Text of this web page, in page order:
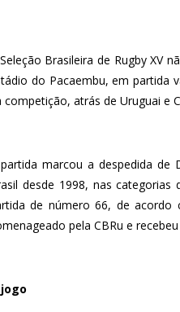
Brasileira de Rugby XV
do Pacaembu, em partida
competição, atrás de Uruguai e
marcou a despedida de
desde 1998, nas
de número 66, de acordo
pela CBRu e